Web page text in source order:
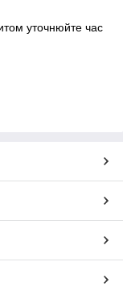
уточнюйте час